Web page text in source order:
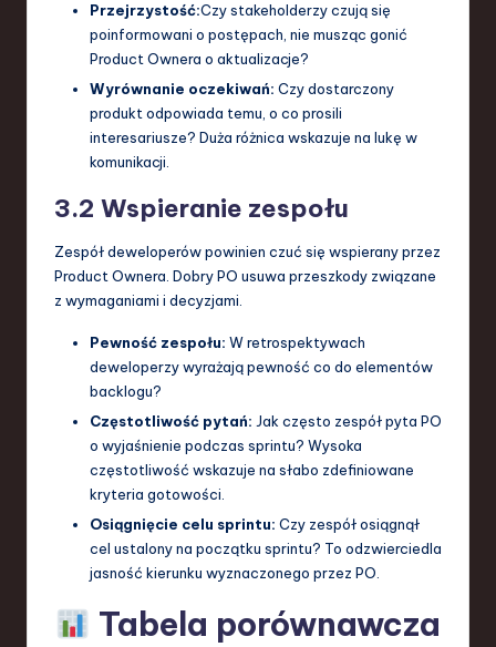
Przejrzystość:Czy stakeholderzy czują się
poinformowani o postępach, nie musząc gonić
Product Ownera o aktualizacje?
Wyrównanie oczekiwań: Czy dostarczony
produkt odpowiada temu, o co prosili
interesariusze? Duża różnica wskazuje na lukę w
komunikacji.
3.2 Wspieranie zespołu
Zespół deweloperów powinien czuć się wspierany przez
Product Ownera. Dobry PO usuwa przeszkody związane
z wymaganiami i decyzjami.
Pewność zespołu: W retrospektywach
deweloperzy wyrażają pewność co do elementów
backlogu?
Częstotliwość pytań: Jak często zespół pyta PO
o wyjaśnienie podczas sprintu? Wysoka
częstotliwość wskazuje na słabo zdefiniowane
kryteria gotowości.
Osiągnięcie celu sprintu: Czy zespół osiągnął
cel ustalony na początku sprintu? To odzwierciedla
jasność kierunku wyznaczonego przez PO.
Tabela porównawcza